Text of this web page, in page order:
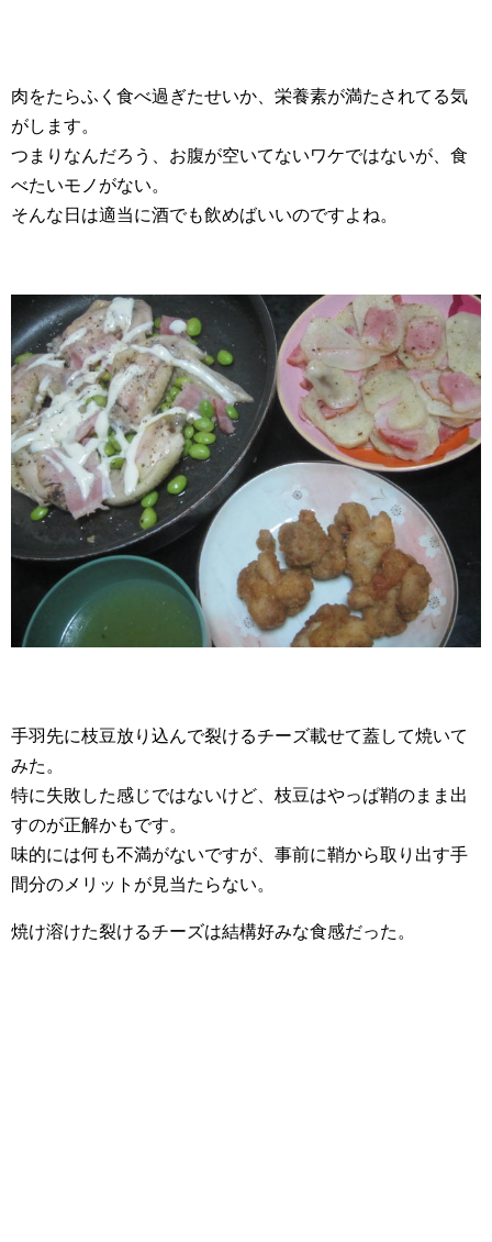
肉をたらふく食べ過ぎたせいか、栄養素が満たされてる気
がします。
つまりなんだろう、お腹が空いてないワケではないが、食
べたいモノがない。
そんな日は適当に酒でも飲めばいいのですよね。
手羽先に枝豆放り込んで裂けるチーズ載せて蓋して焼いて
みた。
特に失敗した感じではないけど、枝豆はやっぱ鞘のまま出
すのが正解かもです。
味的には何も不満がないですが、事前に鞘から取り出す手
間分のメリットが見当たらない。
焼け溶けた裂けるチーズは結構好みな食感だった。